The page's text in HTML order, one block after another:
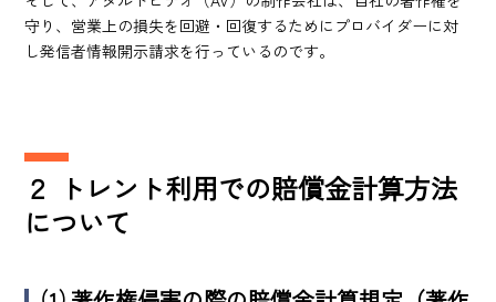
守り、営業上の損失を回避・回復するためにプロバイダーに対
し発信者情報開示請求を行っているのです。
２
トレント利用での賠償金計算方法
について